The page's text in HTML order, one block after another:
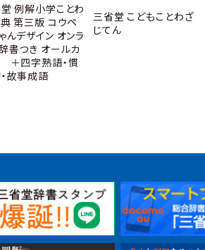
例解小学ことわ
第三版 コウペ
んデザイン オンラ
書つき オールカ
＋四字熟語・慣
故事成語
三省堂 こどもことわざ
じてん